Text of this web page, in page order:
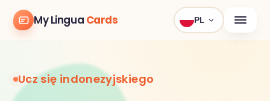
My Lingua Cards PL
Ucz się indonezyjskiego